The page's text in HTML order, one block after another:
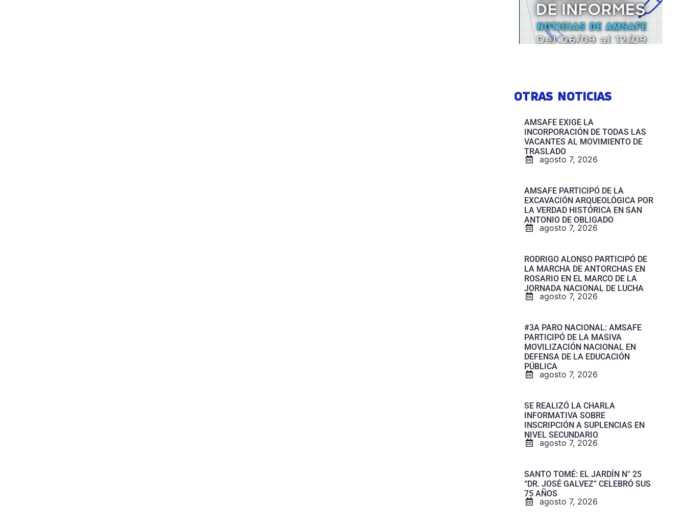
OTRAS NOTICIAS
AMSAFE EXIGE LA
INCORPORACIÓN DE TODAS LAS
VACANTES AL MOVIMIENTO DE
TRASLADO
agosto 7, 2026
AMSAFE PARTICIPÓ DE LA
EXCAVACIÓN ARQUEOLÓGICA POR
LA VERDAD HISTÓRICA EN SAN
ANTONIO DE OBLIGADO
agosto 7, 2026
RODRIGO ALONSO PARTICIPÓ DE
LA MARCHA DE ANTORCHAS EN
ROSARIO EN EL MARCO DE LA
JORNADA NACIONAL DE LUCHA
agosto 7, 2026
#3A PARO NACIONAL: AMSAFE
PARTICIPÓ DE LA MASIVA
MOVILIZACIÓN NACIONAL EN
DEFENSA DE LA EDUCACIÓN
PÚBLICA
agosto 7, 2026
SE REALIZÓ LA CHARLA
INFORMATIVA SOBRE
INSCRIPCIÓN A SUPLENCIAS EN
NIVEL SECUNDARIO
agosto 7, 2026
SANTO TOMÉ: EL JARDÍN N° 25
“DR. JOSÉ GALVEZ” CELEBRÓ SUS
75 AÑOS
agosto 7, 2026